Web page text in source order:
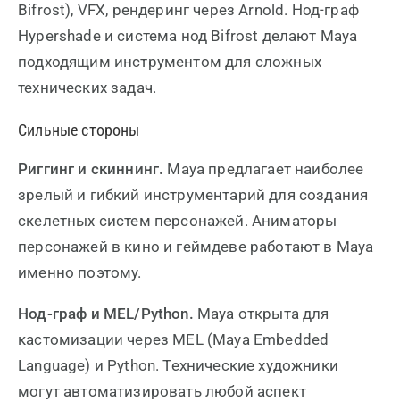
Bifrost), VFX, рендеринг через Arnold. Нод-граф
Hypershade и система нод Bifrost делают Maya
подходящим инструментом для сложных
технических задач.
Сильные стороны
Риггинг и скиннинг. Maya предлагает наиболее
зрелый и гибкий инструментарий для создания
скелетных систем персонажей. Аниматоры
персонажей в кино и геймдеве работают в Maya
именно поэтому.
Нод-граф и MEL/Python. Maya открыта для
кастомизации через MEL (Maya Embedded
Language) и Python. Технические художники
могут автоматизировать любой аспект